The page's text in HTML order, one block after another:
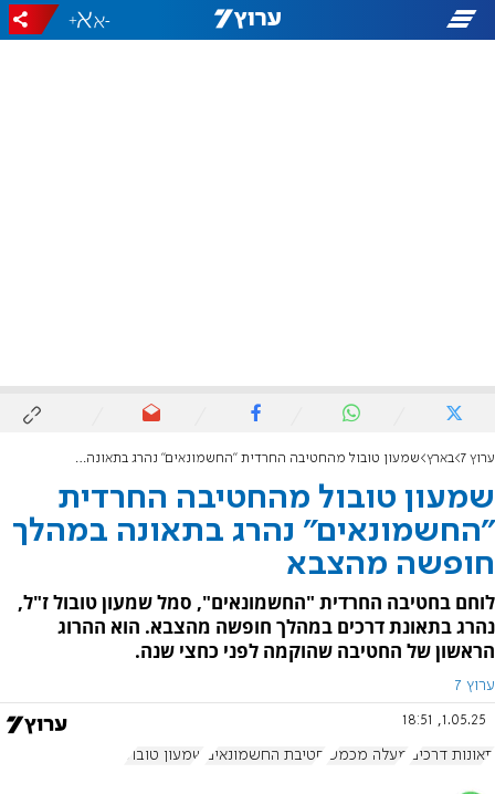
-
+
ערוץ 7 בארץ שמעון טובול מהחטיבה החרדית "החשמונאים" נהרג בתאונה במהלך חופשה מהצבא
שמעון טובול מהחטיבה החרדית
"החשמונאים" נהרג בתאונה במהלך
חופשה מהצבא
לוחם בחטיבה החרדית "החשמונאים", סמל שמעון טובול ז"ל,
נהרג בתאונת דרכים במהלך חופשה מהצבא. הוא ההרוג
הראשון של החטיבה שהוקמה לפני כחצי שנה.
ערוץ 7
1.05.25, 18:51
תאונות דרכים מעלה מכמש חטיבת החשמונאים שמעון טובול